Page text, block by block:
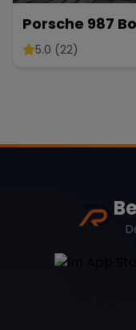
Porsche 987
5.0 (22)